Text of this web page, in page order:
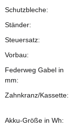
Schutzbleche:
Ständer:
Steuersatz:
Vorbau:
Federweg Gabel in
mm:
Zahnkranz/Kassette:
Akku-Größe in Wh: